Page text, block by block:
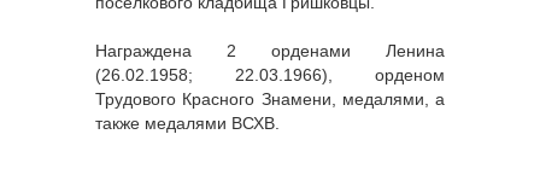
Награждена 2 орденами Ленина
(26.02.1958; 22.03.1966), орденом
Трудового Красного Знамени, медалями, а
также медалями ВСХВ.